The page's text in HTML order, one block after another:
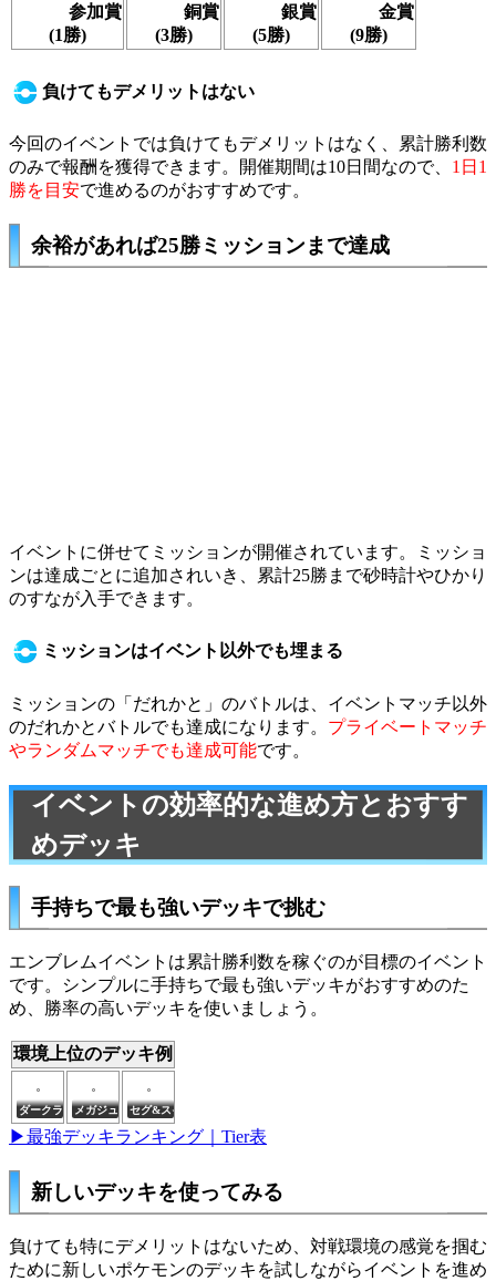
参加賞
(1勝)
銅賞
(3勝)
銀賞
(5勝)
金賞
(9勝)
負けてもデメリットはない
今回のイベントでは負けてもデメリットはなく、累計勝利数
のみで報酬を獲得できます。開催期間は10日間なので、 1日1
勝を目安で進めるのがおすすめです。
余裕があれば25勝ミッションまで達成
イベントに併せてミッションが開催されています。ミッショ
ンは達成ごとに追加されいき、累計25勝まで砂時計やひかり
のすなが入手できます。
ミッションはイベント以外でも埋まる
ミッションの「だれかと」のバトルは、イベントマッチ以外
のだれかとバトルでも達成になります。 プライベートマッチ
やランダムマッチでも達成可能です。
イベントの効率的な進め方とおすす
めデッキ
手持ちで最も強いデッキで挑む
エンブレムイベントは累計勝利数を稼ぐのが目標のイベント
です。シンプルに手持ちで最も強いデッキがおすすめのた
め、勝率の高いデッキを使いましょう。
環境上位のデッキ例
ダークライ(S)メガジュカインセグ&スイクン
▶最強デッキランキング｜Tier表
新しいデッキを使ってみる
負けても特にデメリットはないため、対戦環境の感覚を掴む
ために新しいポケモンのデッキを試しながらイベントを進め